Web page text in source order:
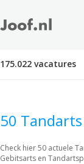
175.022 vacatures
50
Check hier 50 actuele
Gebitsarts en